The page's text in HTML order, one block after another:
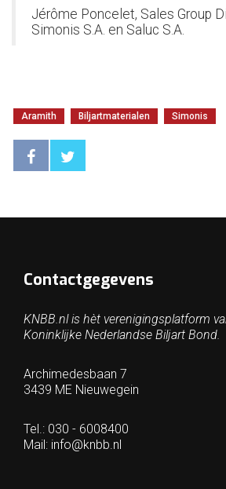
Jérôme Poncelet, Sales Group
Simonis S.A. en Saluc S.A.
Aramith Biljartmaterialen Simonis
Contactgegevens
KNBB.nl is hèt verenigingsplatform
Koninklijke Nederlandse Biljart Bond.
Archimedesbaan 7
3439 ME Nieuwegein
Tel.: 030 - 6008400
Mail: info@knbb.nl